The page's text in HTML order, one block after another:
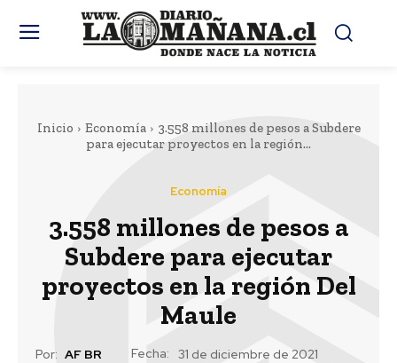
Inicio Economía
3.558 millones de pesos a Subdere
para ejecutar proyectos en la región...
Economía
3.558 millones de pesos a
Subdere para ejecutar
proyectos en la región Del
Maule
Por: AF BR Fecha: 31 de diciembre de 2021